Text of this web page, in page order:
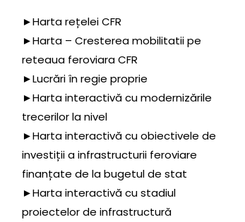
►Harta rețelei CFR
►Harta – Cresterea mobilitatii pe
reteaua feroviara CFR
►Lucrări în regie proprie
►Harta interactivă cu modernizările
trecerilor la nivel
►Harta interactivă cu obiectivele de
investiții a infrastructurii feroviare
finanțate de la bugetul de stat
►Harta interactivă cu stadiul
proiectelor de infrastructură